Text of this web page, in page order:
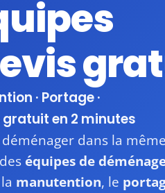
· Portage ·
en 2 minutes
déménager dans la
équipes de
manutention, le